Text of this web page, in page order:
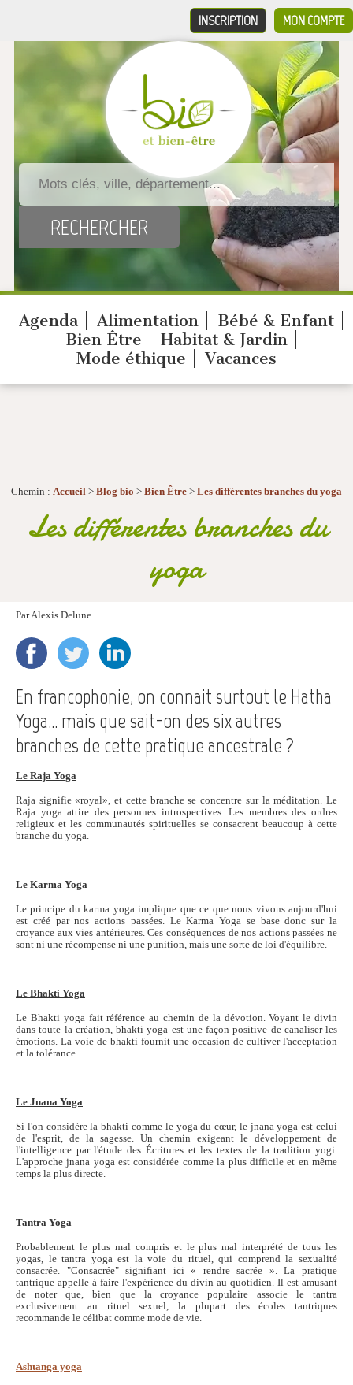
MON COMPTE
INSCRIPTION
Agenda Alimentation
Bébé & Enfant
Bien Être
Habitat & Jardin
Mode éthique
Vacances
Chemin : Accueil > Blog bio > Bien Être > Les différentes branches du yoga
Les différentes branches du
yoga
ParAlexis Delune
En francophonie, on connait surtout le Hatha
Yoga... mais que sait-on des six autres
branches de cette pratique ancestrale ?
Le Raja Yoga
Raja signifie «royal», et cette branche se concentre sur la méditation. Le
Raja yoga attire des personnes introspectives. Les membres des ordres
religieux et les communautés spirituelles se consacrent beaucoup à cette
branche du yoga.
Le Karma Yoga
Le principe du karma yoga implique que ce que nous vivons aujourd'hui
est créé par nos actions passées. Le Karma Yoga se base donc sur la
croyance aux vies antérieures. Ces conséquences de nos actions passées ne
sont ni une récompense ni une punition, mais une sorte de loi d'équilibre.
Le Bhakti Yoga
Le Bhakti yoga fait référence au chemin de la dévotion. Voyant le divin
dans toute la création, bhakti yoga est une façon positive de canaliser les
émotions. La voie de bhakti fournit une occasion de cultiver l'acceptation
et la tolérance.
Le Jnana Yoga
Si l'on considère la bhakti comme le yoga du cœur, le jnana yoga est celui
de l'esprit, de la sagesse. Un chemin exigeant le développement de
l'intelligence par l'étude des Écritures et les textes de la tradition yogi.
L'approche jnana yoga est considérée comme la plus difficile et en même
temps la plus directe.
Tantra Yoga
Probablement le plus mal compris et le plus mal interprété de tous les
yogas, le tantra yoga est la voie du rituel, qui comprend la sexualité
consacrée. "Consacrée" signifiant ici « rendre sacrée ». La pratique
tantrique appelle à faire l'expérience du divin au quotidien. Il est amusant
de noter que, bien que la croyance populaire associe le tantra
exclusivement au rituel sexuel, la plupart des écoles tantriques
recommande le célibat comme mode de vie.
Ashtanga yoga